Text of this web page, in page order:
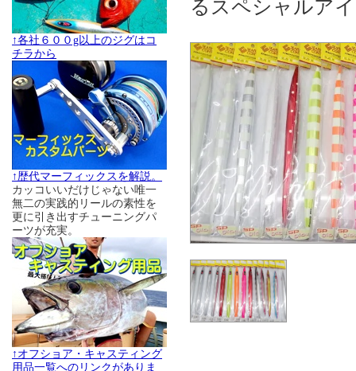
↑各社６００g以上のジグはコ
チラから
↑歴代マーフィックスを解説。
カッコいいだけじゃない唯一
無二の実践的リールの素性を
更に引き出すチューニングパ
ーツが充実。
↑オフショア・キャスティング
用品一覧へのリンクがありま
るスペシャルア